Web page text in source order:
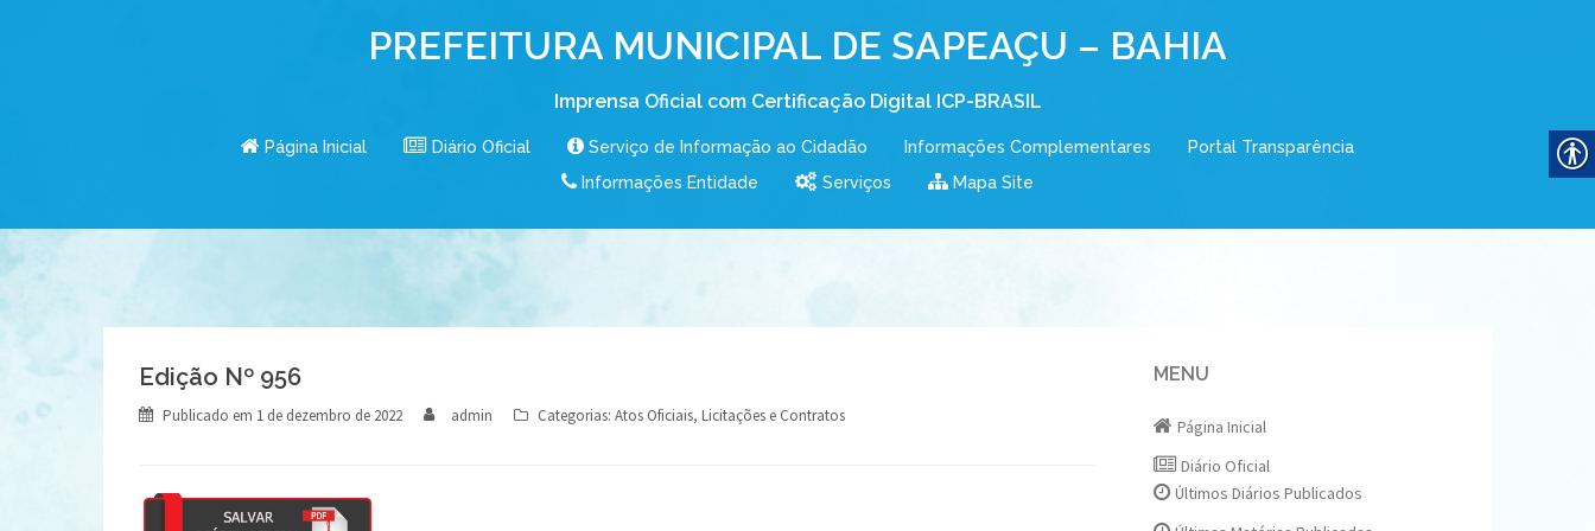
PREFEITURA MUNICIPAL DE SAPEAÇU – BAHIA
Imprensa Oficial com Certificação Digital ICP-BRASIL
Página Inicial Diário Oficial Serviço de Informação ao Cidadão Informações Complementares
Portal Transparência
Informações Entidade
Serviços Mapa Site
Edição Nº 956
Publicado em 1 de dezembro de 2022 admin Categorias: Atos Oficiais, Licitações e Contratos
MENU
Página Inicial
Diário Oficial
Últimos Diários Publicados